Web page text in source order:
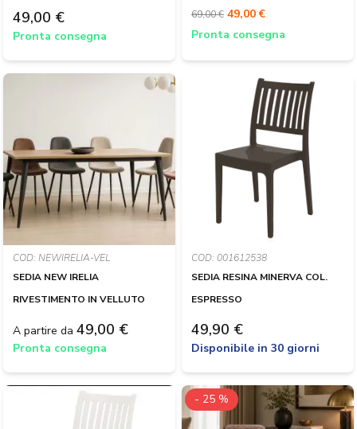
49,00 €
Pronta consegna
69,00 € 49,00 €
Pronta consegna
COD: NEWIRELIA-VEL
SEDIA NEW IRELIA
RIVESTIMENTO IN VELLUTO
A partire da 49,00 €
Pronta consegna
COD: 001612538
SEDIA RESINA MINERVA COL.
ESPRESSO
49,90 €
Disponibile in 30 giorni
- 25 %